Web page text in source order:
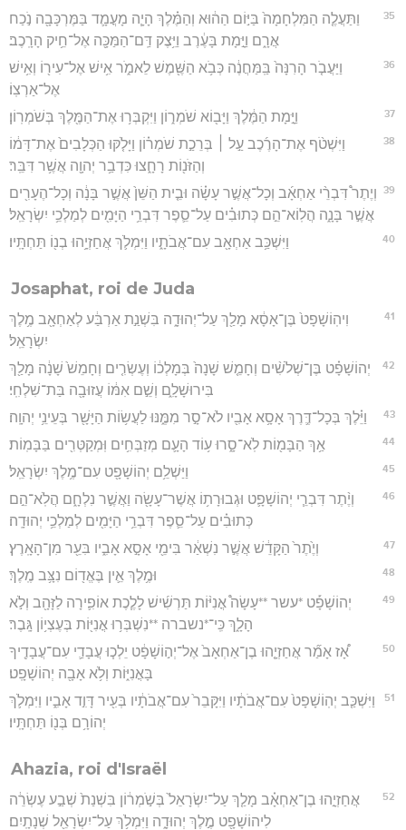
35
וַתַּעֲלֶ֤ה הַמִּלְחָמָה֙ בַּיּ֣וֹם הַה֔וּא וְהַמֶּ֗לֶךְ הָיָ֧ה מָעֳמָ֛ד בַּמֶּרְכָּבָ֖ה נֹ֣כַח
אֲרָ֑ם וַיָּ֣מָת בָּעֶ֔רֶב וַיִּ֥צֶק דַּֽם־הַמַּכָּ֖ה אֶל־חֵ֥יק הָרָֽכֶב׃
36
וַיַּעֲבֹ֤ר הָרִנָּה֙ בַּֽמַּחֲנֶ֔ה כְּבֹ֥א הַשֶּׁ֖מֶשׁ לֵאמֹ֑ר אִ֥ישׁ אֶל־עִיר֖וֹ וְאִ֥ישׁ
אֶל־אַרְצֽוֹ׃
37 וַיָּ֣מָת הַמֶּ֔לֶךְ וַיָּב֖וֹא שֹׁמְר֑וֹן וַיִּקְבְּר֥וּ אֶת־הַמֶּ֖לֶךְ בְּשֹׁמְרֽוֹן׃
38
וַיִּשְׁטֹ֨ף אֶת־הָרֶ֜כֶב עַ֣ל ׀ בְּרֵכַ֣ת שֹׁמְר֗וֹן וַיָּלֹ֤קּוּ הַכְּלָבִים֙ אֶת־דָּמ֔וֹ
וְהַזֹּנ֖וֹת רָחָ֑צוּ כִּדְבַ֥ר יְהוָ֖ה אֲשֶׁ֥ר דִּבֵּֽר׃
39
וְיֶתֶר֩ דִּבְרֵ֨י אַחְאָ֜ב וְכָל־אֲשֶׁ֣ר עָשָׂ֗ה וּבֵ֤ית הַשֵּׁן֙ אֲשֶׁ֣ר בָּנָ֔ה וְכָל־הֶעָרִ֖ים
אֲשֶׁ֣ר בָּנָ֑ה הֲלֽוֹא־הֵ֣ם כְּתוּבִ֗ים עַל־סֵ֛פֶר דִּבְרֵ֥י הַיָּמִ֖ים לְמַלְכֵ֥י יִשְׂרָאֵֽל׃
40 וַיִּשְׁכַּ֥ב אַחְאָ֖ב עִם־אֲבֹתָ֑יו וַיִּמְלֹ֛ךְ אֲחַזְיָ֥הוּ בְנ֖וֹ תַּחְתָּֽיו׃
Josaphat, roi de Juda
41
וִיהֽוֹשָׁפָט֙ בֶּן־אָסָ֔א מָלַ֖ךְ עַל־יְהוּדָ֑ה בִּשְׁנַ֣ת אַרְבַּ֔ע לְאַחְאָ֖ב מֶ֥לֶךְ
יִשְׂרָאֵֽל׃
42
יְהוֹשָׁפָ֗ט בֶּן־שְׁלֹשִׁ֨ים וְחָמֵ֤שׁ שָׁנָה֙ בְּמָלְכ֔וֹ וְעֶשְׂרִ֤ים וְחָמֵשׁ֙ שָׁנָ֔ה מָלַ֖ךְ
בִּירוּשָׁלִָ֑ם וְשֵׁ֣ם אִמּ֔וֹ עֲזוּבָ֖ה בַּת־שִׁלְחִֽי׃
43 וַיֵּ֗לֶךְ בְּכָל־דֶּ֛רֶךְ אָסָ֥א אָבִ֖יו לֹא־סָ֣ר מִמֶּ֑נּוּ לַעֲשׂ֥וֹת הַיָּשָׁ֖ר בְּעֵינֵ֥י יְהוָֽה׃
44 אַ֥ךְ הַבָּמ֖וֹת לֹֽא־סָ֑רוּ ע֥וֹד הָעָ֛ם מְזַבְּחִ֥ים וּֽמְקַטְּרִ֖ים בַּבָּמֽוֹת׃
45 וַיַּשְׁלֵ֥ם יְהוֹשָׁפָ֖ט עִם־מֶ֥לֶךְ יִשְׂרָאֵֽל׃
46
וְיֶ֨תֶר דִּבְרֵ֧י יְהוֹשָׁפָ֛ט וּגְבוּרָת֥וֹ אֲשֶׁר־עָשָׂ֖ה וַאֲשֶׁ֣ר נִלְחָ֑ם הֲלֹֽא־הֵ֣ם
כְּתוּבִ֗ים עַל־סֵ֛פֶר דִּבְרֵ֥י הַיָּמִ֖ים לְמַלְכֵ֥י יְהוּדָֽה׃
47 וְיֶ֙תֶר֙ הַקָּדֵ֔שׁ אֲשֶׁ֣ר נִשְׁאַ֔ר בִּימֵ֖י אָסָ֣א אָבִ֑יו בִּעֵ֖ר מִן־הָאָֽרֶץ׃
48 וּמֶ֥לֶךְ אֵ֛ין בֶּאֱד֖וֹם נִצָּ֥ב מֶֽלֶךְ׃
49
יְהוֹשָׁפָ֡ט *עשר **עָשָׂה֩ אֳנִיּ֨וֹת תַּרְשִׁ֜ישׁ לָלֶ֧כֶת אוֹפִ֛ירָה לַזָּהָ֖ב וְלֹ֣א
הָלָ֑ךְ כִּֽי־*נשברה **נִשְׁבְּר֥וּ אֳנִיּ֖וֹת בְּעֶצְי֥וֹן גָּֽבֶר׃
50
אָ֠ז אָמַ֞ר אֲחַזְיָ֤הוּ בֶן־אַחְאָב֙ אֶל־יְה֣וֹשָׁפָ֔ט יֵלְכ֧וּ עֲבָדַ֛י עִם־עֲבָדֶ֖יךָ
בָּאֳנִיּ֑וֹת וְלֹ֥א אָבָ֖ה יְהוֹשָׁפָֽט׃
51
וַיִּשְׁכַּ֤ב יְהֽוֹשָׁפָט֙ עִם־אֲבֹתָ֔יו וַיִּקָּבֵר֙ עִם־אֲבֹתָ֔יו בְּעִ֖יר דָּוִ֣ד אָבִ֑יו וַיִּמְלֹ֛ךְ
יְהוֹרָ֥ם בְּנ֖וֹ תַּחְתָּֽיו׃
Ahazia, roi d'Israël
52
אֲחַזְיָ֣הוּ בֶן־אַחְאָ֗ב מָלַ֤ךְ עַל־יִשְׂרָאֵל֙ בְּשֹׁ֣מְר֔וֹן בִּשְׁנַת֙ שְׁבַ֣ע עֶשְׂרֵ֔ה
לִיהוֹשָׁפָ֖ט מֶ֣לֶךְ יְהוּדָ֑ה וַיִּמְלֹ֥ךְ עַל־יִשְׂרָאֵ֖ל שְׁנָתָֽיִם׃